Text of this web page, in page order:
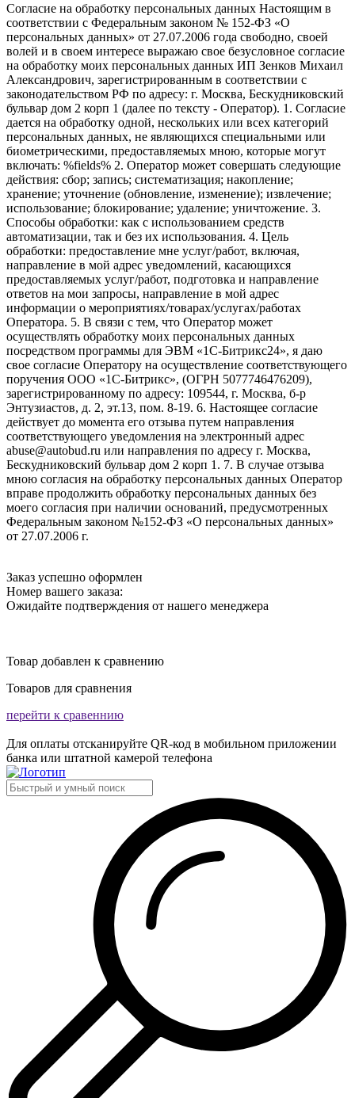
Согласие на обработку персональных данных Настоящим в
соответствии с Федеральным законом № 152-ФЗ «О
персональных данных» от 27.07.2006 года свободно, своей
волей и в своем интересе выражаю свое безусловное согласие
на обработку моих персональных данных ИП Зенков Михаил
Александрович, зарегистрированным в соответствии с
законодательством РФ по адресу: г. Москва, Бескудниковский
бульвар дом 2 корп 1 (далее по тексту - Оператор). 1. Согласие
дается на обработку одной, нескольких или всех категорий
персональных данных, не являющихся специальными или
биометрическими, предоставляемых мною, которые могут
включать: %fields% 2. Оператор может совершать следующие
действия: сбор; запись; систематизация; накопление;
хранение; уточнение (обновление, изменение); извлечение;
использование; блокирование; удаление; уничтожение. 3.
Способы обработки: как с использованием средств
автоматизации, так и без их использования. 4. Цель
обработки: предоставление мне услуг/работ, включая,
направление в мой адрес уведомлений, касающихся
предоставляемых услуг/работ, подготовка и направление
ответов на мои запросы, направление в мой адрес
информации о мероприятиях/товарах/услугах/работах
Оператора. 5. В связи с тем, что Оператор может
осуществлять обработку моих персональных данных
посредством программы для ЭВМ «1С-Битрикс24», я даю
свое согласие Оператору на осуществление соответствующего
поручения ООО «1С-Битрикс», (ОГРН 5077746476209),
зарегистрированному по адресу: 109544, г. Москва, б-р
Энтузиастов, д. 2, эт.13, пом. 8-19. 6. Настоящее согласие
действует до момента его отзыва путем направления
соответствующего уведомления на электронный адрес
abuse@autobud.ru или направления по адресу г. Москва,
Бескудниковский бульвар дом 2 корп 1. 7. В случае отзыва
мною согласия на обработку персональных данных Оператор
вправе продолжить обработку персональных данных без
моего согласия при наличии оснований, предусмотренных
Федеральным законом №152-ФЗ «О персональных данных»
от 27.07.2006 г.
Заказ успешно оформлен
Номер вашего заказа:
Ожидайте подтверждения от нашего менеджера
Товар добавлен к сравнению
Товаров для сравнения
перейти к сравеннию
Для оплаты отсканируйте QR-код в мобильном приложении
банка или штатной камерой телефона